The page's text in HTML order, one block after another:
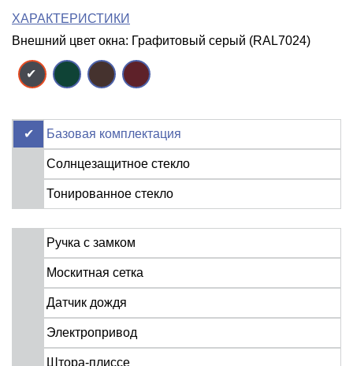
ХАРАКТЕРИСТИКИ
Внешний цвет окна: Графитовый серый (RAL7024)
Базовая комплектация
Солнцезащитное стекло
Тонированное стекло
Ручка с замком
Москитная сетка
Датчик дождя
Электропривод
Штора-плиссе